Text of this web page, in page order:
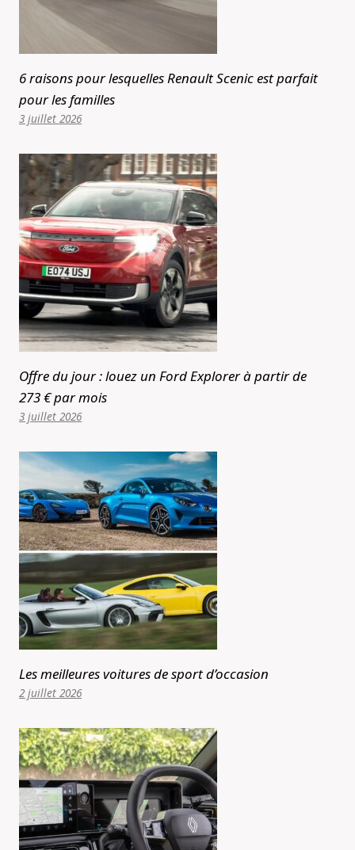
6 raisons pour lesquelles Renault Scenic est parfait
pour les familles
3 juillet 2026
Offre du jour : louez un Ford Explorer à partir de
273 € par mois
3 juillet 2026
Les meilleures voitures de sport d’occasion
2 juillet 2026